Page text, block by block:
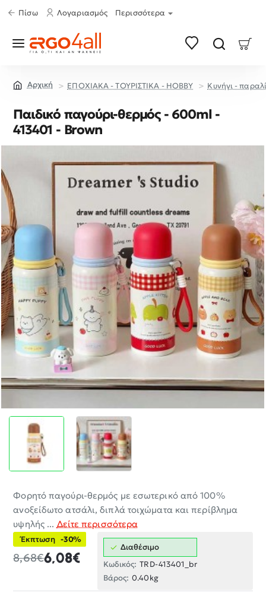
Πίσω Λογαριασμός Περισσότερα
ΕΠΟΧΙΑΚΑ - ΤΟΥΡΙΣΤΙΚΑ - HOBBY Κυνήγι -
Παιδικό παγούρι-θερμός - 600ml -
413401 - Brown
Φορητό παγούρι-θερμός με εσωτερικό από 100%
ανοξείδωτο ατσάλι, διπλά τοιχώματα και περίβλημα
υψηλής ... Δείτε περισσότερα
Έκπτωση -30%
6,08€
8,68€
Διαθέσιμο
Κωδικός: TRD-413401_br
Βάρος: 0.40kg